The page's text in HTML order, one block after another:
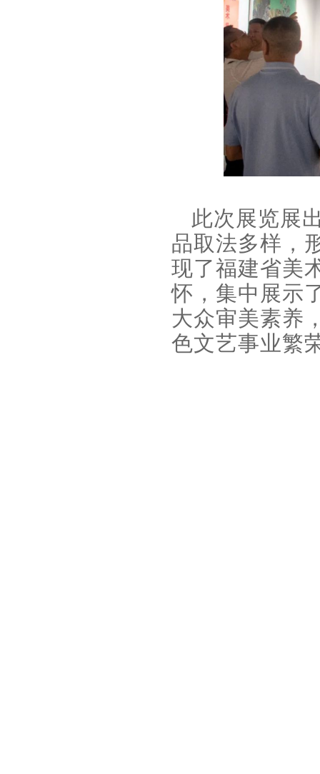
此次展览展
品取法多样，
现了福建省美
怀，集中展示
大众审美素养
色文艺事业繁